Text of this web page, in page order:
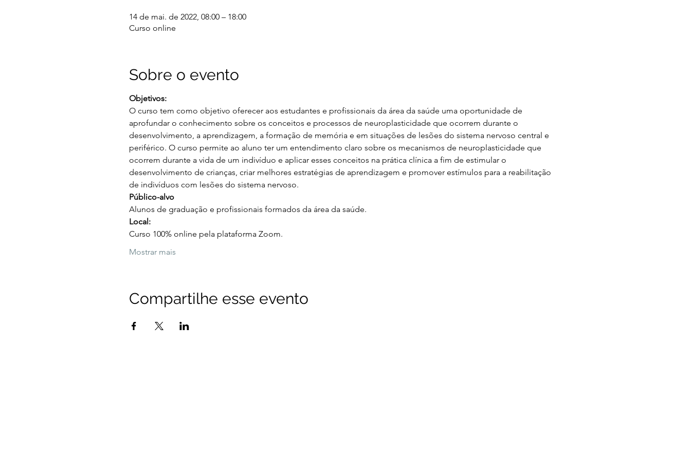
14 de mai. de 2022, 08:00 – 18:00
Curso online
Sobre o evento
Objetivos:
O curso tem como objetivo oferecer aos estudantes e profissionais da área da saúde uma oportunidade de
aprofundar o conhecimento sobre os conceitos e processos de neuroplasticidade que ocorrem durante o
desenvolvimento, a aprendizagem, a formação de memória e em situações de lesões do sistema nervoso central e
periférico. O curso permite ao aluno ter um entendimento claro sobre os mecanismos de neuroplasticidade que
ocorrem durante a vida de um indivíduo e aplicar esses conceitos na prática clínica a fim de estimular o
desenvolvimento de crianças, criar melhores estratégias de aprendizagem e promover estímulos para a reabilitação
de indivíduos com lesões do sistema nervoso.
Público-alvo
Alunos de graduação e profissionais formados da área da saúde.
Local:
Curso 100% online pela plataforma Zoom.
Mostrar mais
Compartilhe esse evento